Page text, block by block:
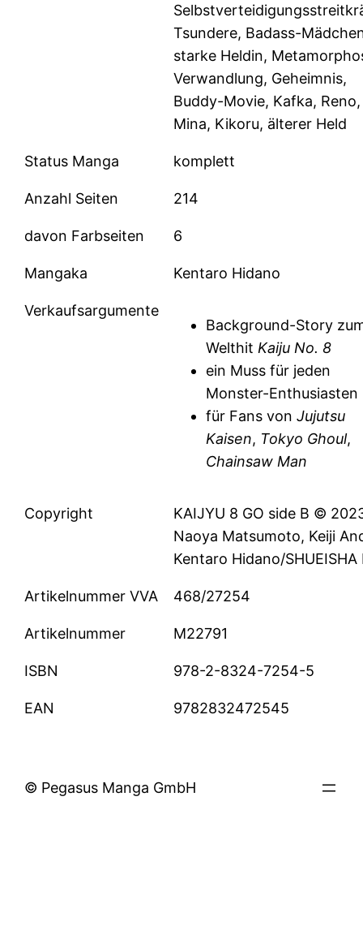
Tsundere, Badass-
starke Heldin,
Verwandlung, Geheimnis,
Buddy-Movie, Kafka, Reno,
Mina, Kikoru, älterer Held
Status Manga komplett
Anzahl Seiten 214
davon Farbseiten 6
Mangaka Kentaro Hidano
Verkaufsargumente
Background-Story
Welthit Kaiju No. 8
ein Muss für jeden
Monster-Enthusiasten
für Fans vonJujutsu
Kaisen, Tokyo Ghoul,
Chainsaw Man
Copyright
KAIJYU 8 GO side B ©
Naoya Matsumoto, Keiji
Kentaro Hidano/SHUEISHA
Artikelnummer VVA 468/27254
Artikelnummer M22791
ISBN 978-2-8324-7254-5
EAN 9782832472545
© Pegasus Manga GmbH